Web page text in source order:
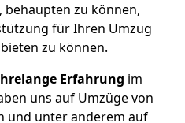
zu können,
für Ihren Umzug
zu können.
Erfahrung im
uns auf Umzüge von
und unter anderem auf